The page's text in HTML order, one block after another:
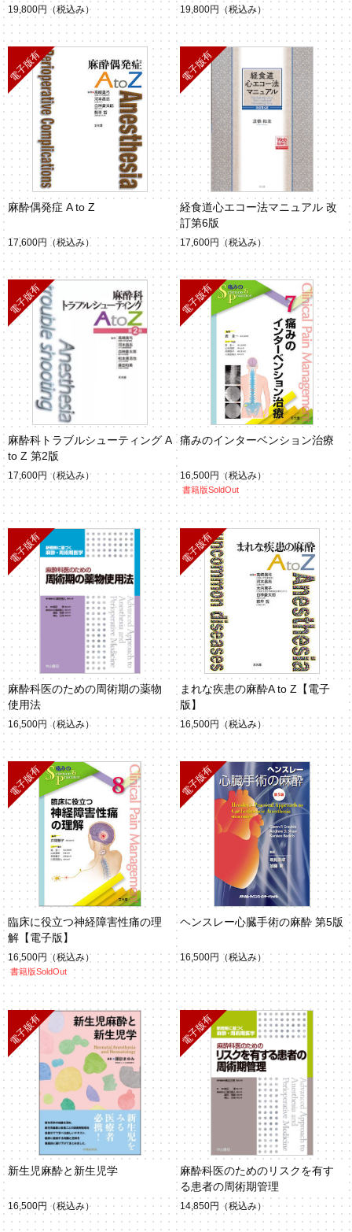
19,800円 （税込み） 19,800円 （税込み）
麻酔偶発症 A to Z
17,600円 （税込み）
経食道心エコー法マニュアル 改
訂第6版
17,600円 （税込み）
麻酔科トラブルシューティング A
to Z 第2版
17,600円 （税込み）
痛みのインターベンション治療
16,500円 （税込み）
書籍版SoldOut
麻酔科医のための周術期の薬物
使用法
16,500円 （税込み）
まれな疾患の麻酔A to Z【電子
版】
16,500円 （税込み）
臨床に役立つ神経障害性痛の理
解【電子版】
16,500円 （税込み）
書籍版SoldOut
ヘンスレー心臓手術の麻酔 第5版
16,500円 （税込み）
新生児麻酔と新生児学
16,500円 （税込み）
麻酔科医のためのリスクを有す
る患者の周術期管理
14,850円 （税込み）